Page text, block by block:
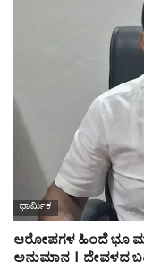
ಧಾರ್ಮಿಕ
ಆರೋಪಗಳ ಹಿಂದೆ ಭೂ